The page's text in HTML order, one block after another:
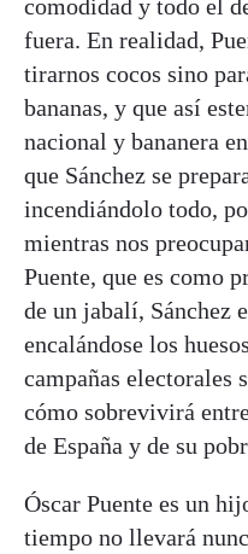
comodidad y todo el
fuera. En realidad,
tirarnos cocos sino
bananas, y que así
nacional y bananera
que Sánchez se
incendiándolo todo,
mientras nos
Puente, que es como
de un jabalí, Sánchez
encalándose los
campañas electorales
cómo sobrevivirá
de España y de su
Óscar Puente es un
tiempo no llevará